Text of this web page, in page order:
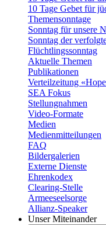
10 Tage Gebet für
Themensonntage
Sonntag für unsere
Sonntag der
Flüchtlingssonntag
Aktuelle Themen
Publikationen
Verteilzeitung
SEA Fokus
Stellungnahmen
Video-Formate
Medien
Medienmitteilungen
FAQ
Bildergalerien
Externe Dienste
Ehrenkodex
Clearing-Stelle
Armeeseelsorge
Allianz-Speaker
Unser Miteinander